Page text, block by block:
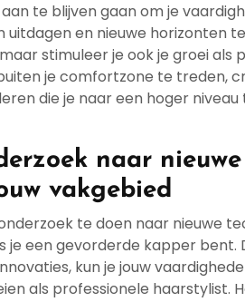
te blijven gaan om je
uitdagen en nieuwe horizonten
stimuleer je ook je groei als
je comfortzone te treden,
die je naar een hoger
naar
vakgebied
te doen naar nieuwe
je een gevorderde kapper
kun je jouw
als professionele haarstylist.